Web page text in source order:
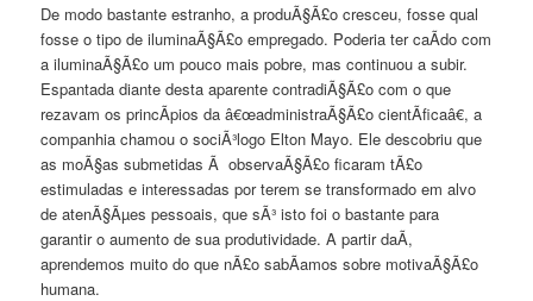
De modo bastante estranho, a produÃ§Ã£o cresceu, fosse qual
fosse o tipo de iluminaÃ§Ã£o empregado. Poderia ter caÃ­do com
a iluminaÃ§Ã£o um pouco mais pobre, mas continuou a subir.
Espantada diante desta aparente contradiÃ§Ã£o com o que
rezavam os princÃ­pios da â€œadministraÃ§Ã£o cientÃ­ficaâ€, a
companhia chamou o sociÃ³logo Elton Mayo. Ele descobriu que
as moÃ§as submetidas Ã observaÃ§Ã£o ficaram tÃ£o
estimuladas e interessadas por terem se transformado em alvo
de atenÃ§Ãµes pessoais, que sÃ³ isto foi o bastante para
garantir o aumento de sua produtividade. A partir daÃ­,
aprendemos muito do que nÃ£o sabÃ­amos sobre motivaÃ§Ã£o
humana.